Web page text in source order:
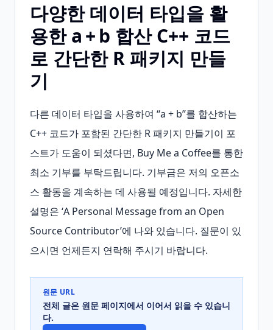
다양한 데이터 타입을 활
용한 a + b 합산 C++ 코드
로 간단한 R 패키지 만들
기
다른 데이터 타입을 사용하여 “a + b”를 합산하는
C++ 코드가 포함된 간단한 R 패키지 만들기이 포
스트가 도움이 되셨다면, Buy Me a Coffee를 통한
최소 기부를 부탁드립니다. 기부금은 저의 오픈소
스 활동을 계속하는 데 사용될 예정입니다. 자세한
설명은 ‘A Personal Message from an Open
Source Contributor’에 나와 있습니다. 질문이 있
으시면 언제든지 연락해 주시기 바랍니다.
원문 URL
전체 글은 원문 페이지에서 이어서 읽을 수 있습니
다.